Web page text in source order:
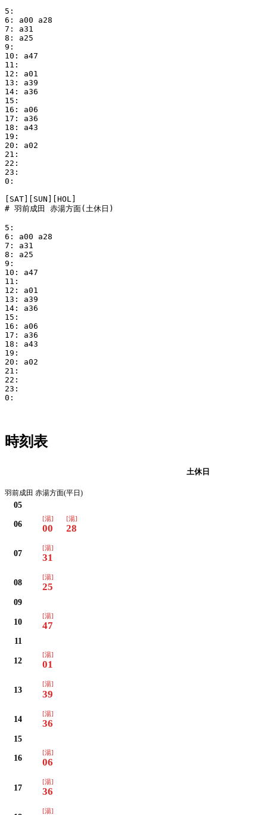
5:
6: a00 a28
7: a31
8: a25
9:
10: a47
11:
12: a01
13: a39
14: a36
15:
16: a06
17: a36
18: a43
19:
20: a02
21:
22:
23:
0:
[SAT][SUN][HOL]
# 羽前成田 赤湯方面(土休日)
5:
6: a00 a28
7: a31
8: a25
9:
10: a47
11:
12: a01
13: a39
14: a36
15:
16: a06
17: a36
18: a43
19:
20: a02
21:
22:
23:
0:
時刻表
土休日
羽前成田 赤湯方面(平日)
05
06
[湯]
00
[湯]
28
07
[湯]
31
08
[湯]
25
09
10
[湯]
47
11
12
[湯]
01
13
[湯]
39
14
[湯]
36
15
16
[湯]
06
17
[湯]
36
[湯]